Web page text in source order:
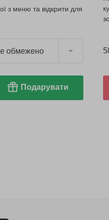
з меню та відкрити для
обмежено
Подарувати